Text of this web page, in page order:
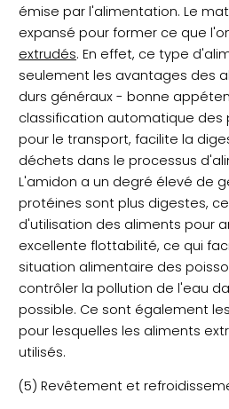
émise par l'alimentation. Le
expansé pour former ce que
extrudés. En effet, ce type
seulement les avantages des
durs généraux - bonne
classification automatique des
pour le transport, facilite la
déchets dans le processus
L'amidon a un degré élevé de
protéines sont plus digestes,
d'utilisation des aliments pour
excellente flottabilité, ce qui
situation alimentaire des
contrôler la pollution de l'eau
possible. Ce sont également
pour lesquelles les aliments
utilisés.
(5) Revêtement et